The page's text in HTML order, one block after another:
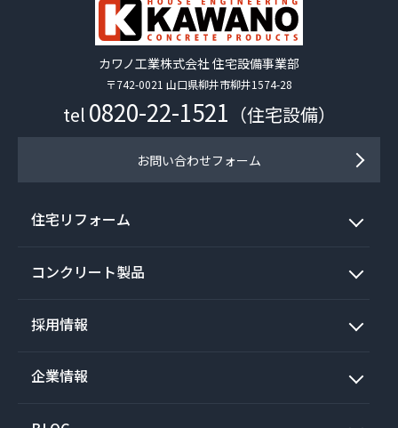
カワノ工業株式会社 住宅設備事業部
〒742-0021 山口県柳井市柳井1574-28
tel 0820-22-1521 （住宅設備）
お問い合わせフォーム
住宅リフォーム
コンクリート製品
採用情報
企業情報